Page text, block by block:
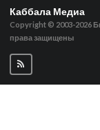
Каббала Медиа
Copyright © 2003-2026
права защищены